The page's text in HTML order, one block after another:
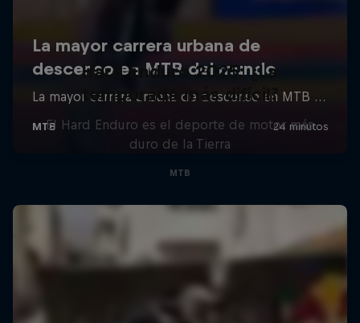
Hard Enduro 2025: ¿La
temporada más difícil?
El Hard Enduro es el deporte de motor más
duro de la Tierra
MTB